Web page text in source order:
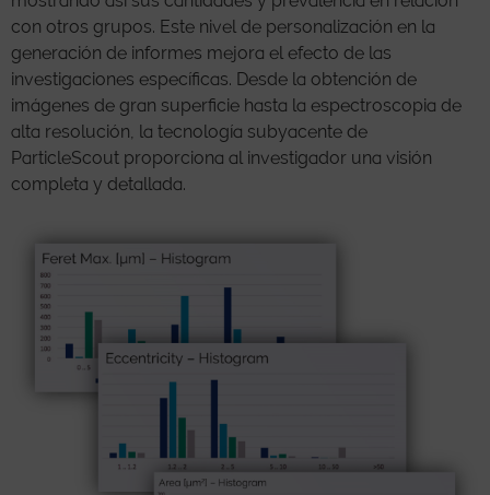
con otros grupos. Este nivel de personalización en la
generación de informes mejora el efecto de las
investigaciones específicas. Desde la obtención de
imágenes de gran superficie hasta la espectroscopia de
alta resolución, la tecnología subyacente de
ParticleScout proporciona al investigador una visión
completa y detallada.